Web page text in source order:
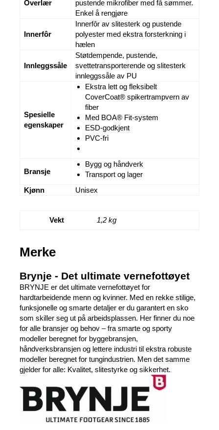
Overlær
pustende mikrofiber med få sømmer.
Enkel å rengjøre
Innerfôr
Innerfôr av slitesterk og pustende
polyester med ekstra forsterkning i
hælen
Innleggssåle
Støtdempende, pustende,
svettetransporterende og slitesterk
innleggssåle av PU
Spesielle
egenskaper
Ekstra lett og fleksibelt
CoverCoat® spikertrampvern av
fiber
Med BOA® Fit-system
ESD-godkjent
PVC-fri
Bransje
Bygg og håndverk
Transport og lager
Kjønn
Unisex
Vekt 1,2 kg
Merke
Brynje - Det ultimate vernefottøyet
BRYNJE er det ultimate vernefottøyet for
hardtarbeidende menn og kvinner. Med en rekke stilige,
funksjonelle og smarte detaljer er du garantert en sko
som skiller seg ut på arbeidsplassen. Her finner du noe
for alle bransjer og behov – fra smarte og sporty
modeller beregnet for byggebransjen,
håndverksbransjen og lettere industri til ekstra robuste
modeller beregnet for tungindustrien. Men det samme
gjelder for alle: Kvalitet, slitestyrke og sikkerhet.